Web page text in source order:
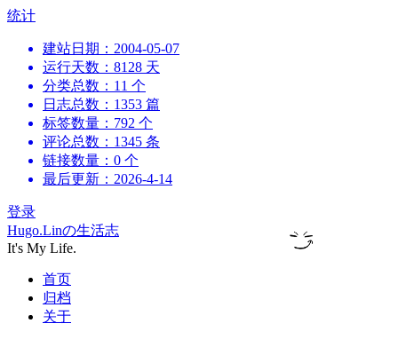
跳
统计
建站日期：2004-05-07
运行天数：8128 天
分类总数：11 个
日志总数：1353 篇
标签数量：792 个
评论总数：1345 条
链接数量：0 个
最后更新：2026-4-14
登录
Hugo.Linの生活志
It's My Life.
首页
归档
关于